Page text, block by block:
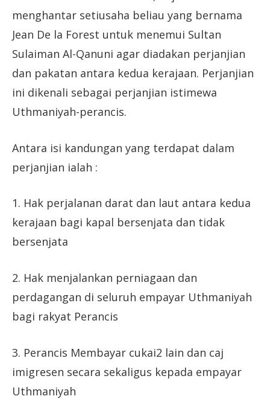
menghantar setiusaha beliau yang bernama
Jean De la Forest untuk menemui Sultan
Sulaiman Al-Qanuni agar diadakan perjanjian
dan pakatan antara kedua kerajaan. Perjanjian
ini dikenali sebagai perjanjian istimewa
Uthmaniyah-perancis.
Antara isi kandungan yang terdapat dalam
perjanjian ialah :
1. Hak perjalanan darat dan laut antara kedua
kerajaan bagi kapal bersenjata dan tidak
bersenjata
2. Hak menjalankan perniagaan dan
perdagangan di seluruh empayar Uthmaniyah
bagi rakyat Perancis
3. Perancis Membayar cukai2 lain dan caj
imigresen secara sekaligus kepada empayar
Uthmaniyah